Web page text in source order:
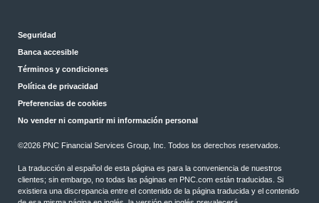
Seguridad
Banca accesible
Términos y condiciones
Política de privacidad
Preferencias de cookies
No vender ni compartir mi información personal
©2026 PNC Financial Services Group, Inc. Todos los derechos reservados.
La traducción al español de esta página es para la conveniencia de nuestros
clientes; sin embargo, no todas las páginas en PNC.com están traducidas. Si
existiera una discrepancia entre el contenido de la página traducida y el contenido